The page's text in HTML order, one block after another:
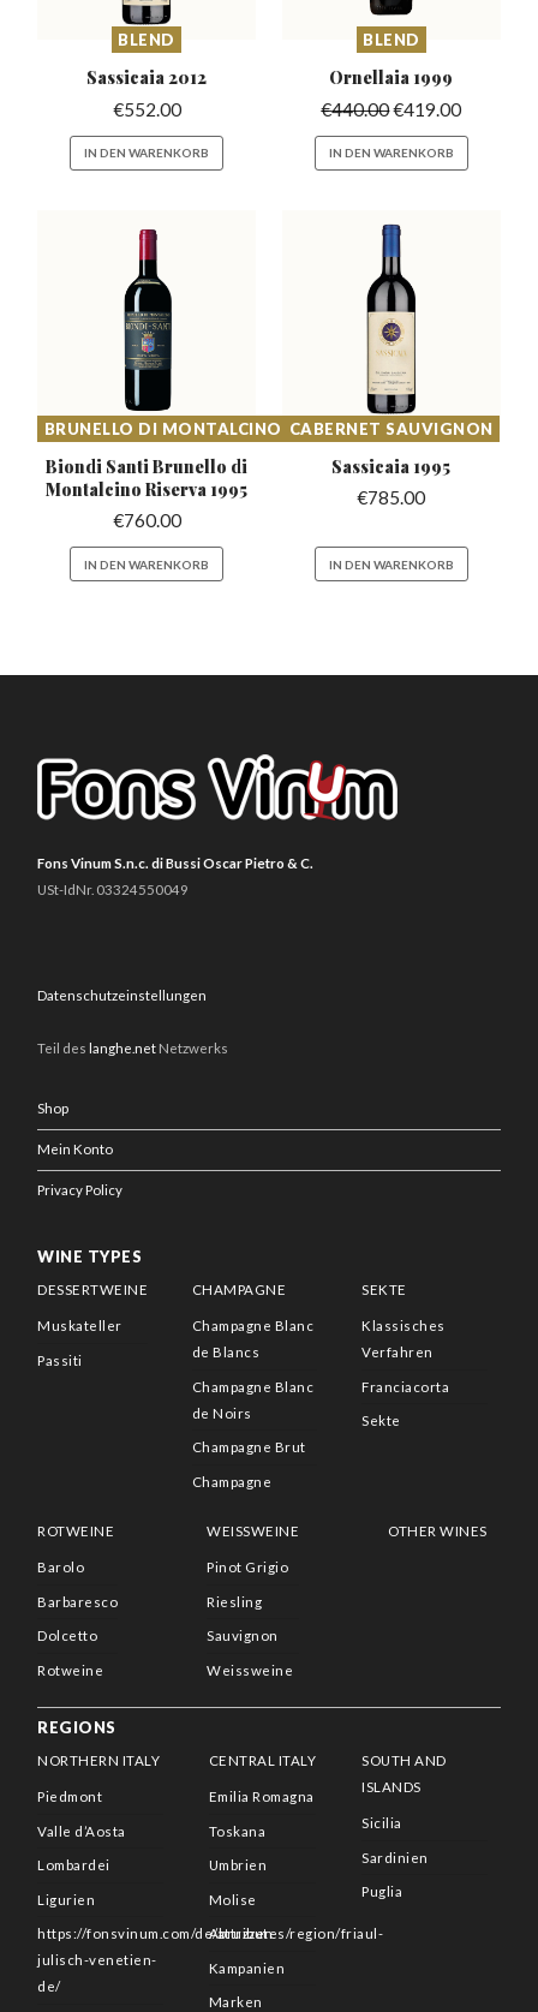
BLEND
Sassicaia 2012
€552.00
IN DEN WARENKORB
BLEND
Ornellaia 1999
€440.00€419.00
IN DEN WARENKORB
BRUNELLO DI MONTALCINO
Biondi Santi Brunello di
Montalcino Riserva 1995
€760.00
IN DEN WARENKORB
CABERNET SAUVIGNON
Sassicaia 1995
€785.00
IN DEN WARENKORB
Fons Vinum S.n.c. di Bussi Oscar Pietro & C.
USt-IdNr. 03324550049
Datenschutzeinstellungen
Teil des langhe.net Netzwerks
Shop
Mein Konto
Privacy Policy
WINE TYPES
DESSERTWEINE
Muskateller
Passiti
CHAMPAGNE
Champagne Blanc
de Blancs
Champagne Blanc
de Noirs
Champagne Brut
Champagne
SEKTE
Klassisches
Verfahren
Franciacorta
Sekte
ROTWEINE
Barolo
Barbaresco
Dolcetto
Rotweine
WEISSWEINE
Pinot Grigio
Riesling
Sauvignon
Weissweine
OTHER WINES
REGIONS
NORTHERN ITALY
Piedmont
Valle d’Aosta
Lombardei
Ligurien
https://fonsvinum.com/de/attributes/region/friaul-
julisch-venetien-
de/
CENTRAL ITALY
Emilia Romagna
Toskana
Umbrien
Molise
Abruzzen
Kampanien
Marken
SOUTH AND
ISLANDS
Sicilia
Sardinien
Puglia